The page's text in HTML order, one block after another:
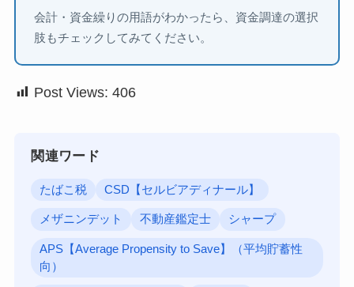
会計・資金繰りの用語がわかったら、資金調達の選択
肢もチェックしてみてください。
Post Views: 406
関連ワード
たばこ税 CSD【セルビアディナール】
メザニンデット 不動産鑑定士 シャープ
APS【Average Propensity to Save】（平均貯蓄性
向）